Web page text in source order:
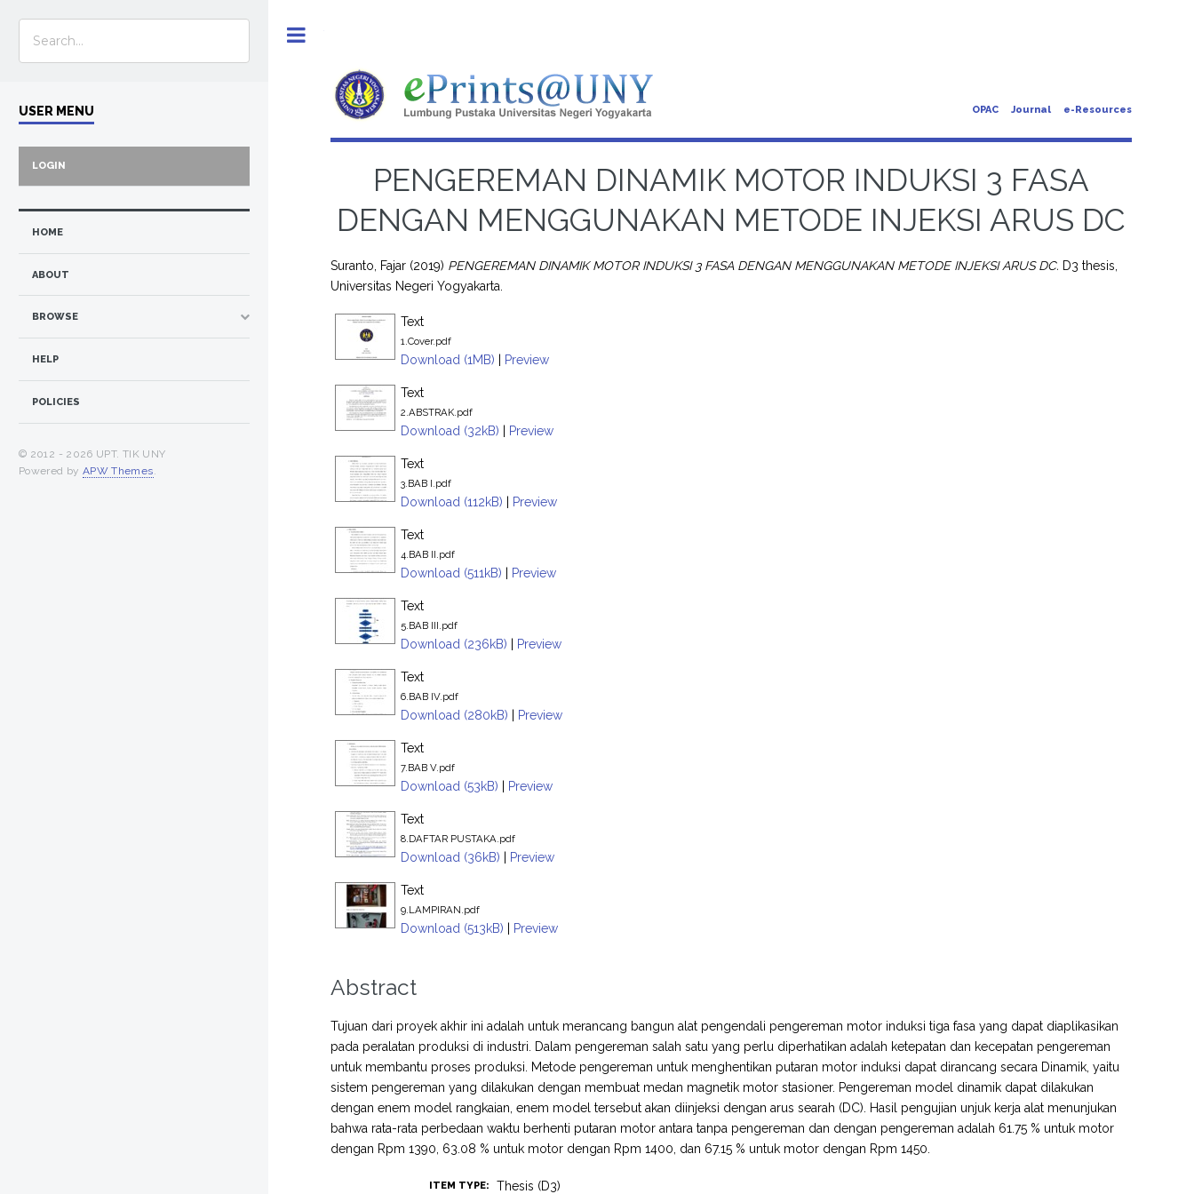
OPAC Journal e-Resources
PENGEREMAN DINAMIK MOTOR INDUKSI 3 FASA
DENGAN MENGGUNAKAN METODE INJEKSI ARUS DC
Suranto, Fajar (2019) PENGEREMAN DINAMIK MOTOR INDUKSI 3 FASA DENGAN MENGGUNAKAN METODE INJEKSI ARUS DC. D3 thesis,
Universitas Negeri Yogyakarta.
Text
1.Cover.pdf
Download (1MB) | Preview
Text
2.ABSTRAK.pdf
Download (32kB) | Preview
Text
3.BAB I.pdf
Download (112kB) | Preview
Text
4.BAB II.pdf
Download (511kB) | Preview
Text
5.BAB III.pdf
Download (236kB) | Preview
Text
6.BAB IV.pdf
Download (280kB) | Preview
Text
7.BAB V.pdf
Download (53kB) | Preview
Text
8.DAFTAR PUSTAKA.pdf
Download (36kB) | Preview
Text
9.LAMPIRAN.pdf
Download (513kB) | Preview
Abstract
Tujuan dari proyek akhir ini adalah untuk merancang bangun alat pengendali pengereman motor induksi tiga fasa yang dapat diaplikasikan
pada peralatan produksi di industri. Dalam pengereman salah satu yang perlu diperhatikan adalah ketepatan dan kecepatan pengereman
untuk membantu proses produksi. Metode pengereman untuk menghentikan putaran motor induksi dapat dirancang secara Dinamik, yaitu
sistem pengereman yang dilakukan dengan membuat medan magnetik motor stasioner. Pengereman model dinamik dapat dilakukan
dengan enem model rangkaian, enem model tersebut akan diinjeksi dengan arus searah (DC). Hasil pengujian unjuk kerja alat menunjukan
bahwa rata-rata perbedaan waktu berhenti putaran motor antara tanpa pengereman dan dengan pengereman adalah 61.75 % untuk motor
dengan Rpm 1390, 63.08 % untuk motor dengan Rpm 1400, dan 67.15 % untuk motor dengan Rpm 1450.
ITEM TYPE: Thesis (D3)
USER MENU
LOGIN
HOME
ABOUT
BROWSE
HELP
POLICIES
© 2012 - 2026 UPT. TIK UNY
Powered by APW Themes